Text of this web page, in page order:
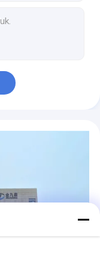
Kain Isolasi EWR600
Untuk Produk FRP
/ M2 Fiberglass Mat Roll